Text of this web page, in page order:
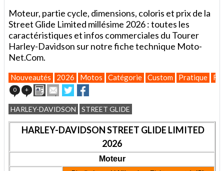
Moteur, partie cycle, dimensions, coloris et prix de la
Street Glide Limited millésime 2026 : toutes les
caractéristiques et infos commerciales du Tourer
Harley-Davidson sur notre fiche technique Moto-
Net.Com.
Nouveautés 2026 Motos Catégorie Custom Pratique
0 + ImprimerEnvoyer
cet
article
à
un
ami
Partager
sur
Twitter
sur
Facebook
HARLEY-DAVIDSON STREET GLIDE
HARLEY-DAVIDSON STREET GLIDE LIMITED
2026
Moteur